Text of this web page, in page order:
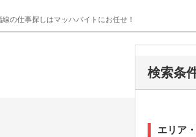
の仕事探しはマッハバイトにお任せ！
検索条
エリア